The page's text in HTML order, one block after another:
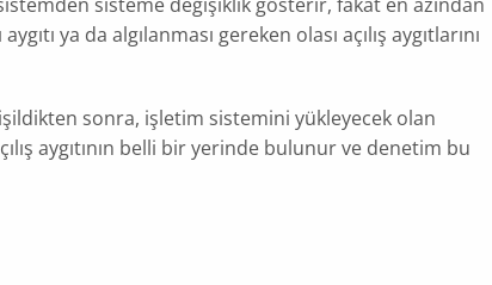
aygıtı ya da algılanması gereken olası açılış aygıtlarını
sonra, işletim sistemini yükleyecek olan
aygıtının belli bir yerinde bulunur ve denetim bu